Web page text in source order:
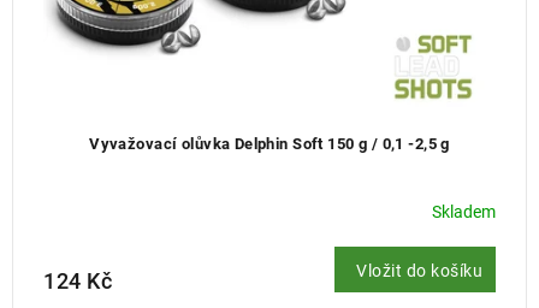
Vyvažovací olůvka Delphin Soft 150 g / 0,1 -2,5 g
Skladem
124 Kč Vložit do košíku